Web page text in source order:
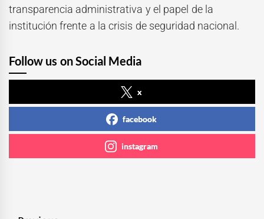
transparencia administrativa y el papel de la
institución frente a la crisis de seguridad nacional.
Follow us on Social Media
x
facebook
instagram